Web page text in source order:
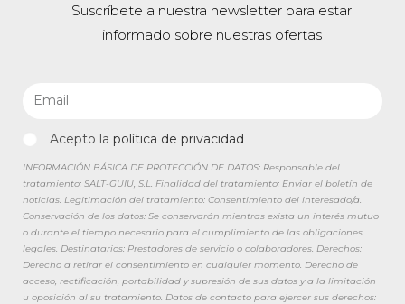
Suscríbete a nuestra newsletter para estar
informado sobre nuestras ofertas
Acepto la política de privacidad
INFORMACIÓN BÁSICA DE PROTECCIÓN DE DATOS: Responsable del
tratamiento: SALT-GUIU, S.L. Finalidad del tratamiento: Enviar el boletín de
noticias. Legitimación del tratamiento: Consentimiento del interesado/a.
Conservación de los datos: Se conservarán mientras exista un interés mutuo
o durante el tiempo necesario para el cumplimiento de las obligaciones
legales. Destinatarios: Prestadores de servicio o colaboradores. Derechos:
Derecho a retirar el consentimiento en cualquier momento. Derecho de
acceso, rectificación, portabilidad y supresión de sus datos y a la limitación
u oposición al su tratamiento. Datos de contacto para ejercer sus derechos: